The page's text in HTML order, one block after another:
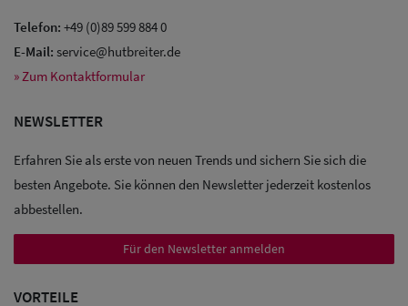
Sale: Caps
Sale:
Caps
Sale: Army
Sale:
Trucker
Caps
Telefon: +49 (0)89 599 884 0
E-Mail: service@hutbreiter.de
» Zum Kontaktformular
NEWSLETTER
Erfahren Sie als erste von neuen Trends und sichern Sie sich die
besten Angebote. Sie können den Newsletter jederzeit kostenlos
abbestellen.
Für den Newsletter anmelden
VORTEILE